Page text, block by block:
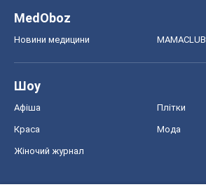
MedOboz
Новини медицини MAMACLUB
Шоу
Афіша Плітки
Краса Мода
Жіночий журнал